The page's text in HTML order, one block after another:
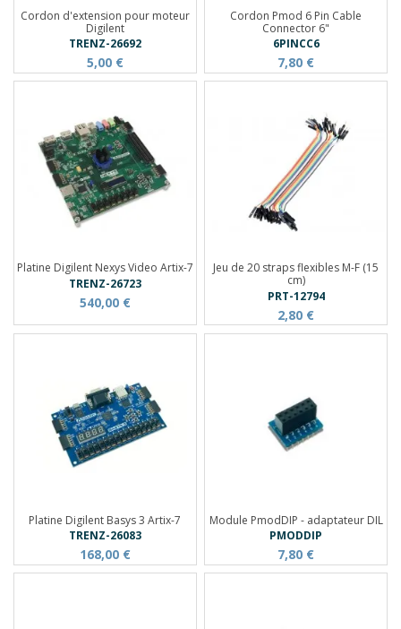
Cordon d'extension pour moteur
Digilent
TRENZ-26692
5,00 €
Cordon Pmod 6 Pin Cable
Connector 6"
6PINCC6
7,80 €
Platine Digilent Nexys Video Artix-7
TRENZ-26723
540,00 €
Jeu de 20 straps flexibles M-F (15
cm)
PRT-12794
2,80 €
Platine Digilent Basys 3 Artix-7
TRENZ-26083
168,00 €
Module PmodDIP - adaptateur DIL
PMODDIP
7,80 €